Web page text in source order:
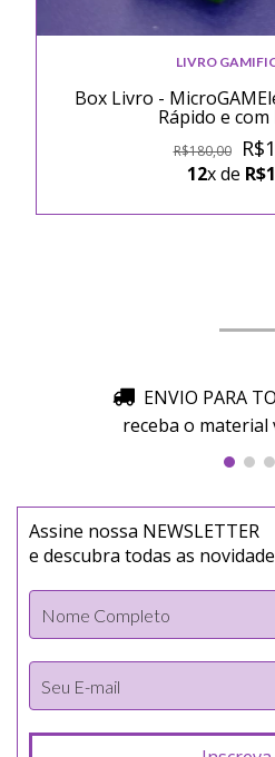
LIVRO
Box Livro -
Rápido e
R$180,00
12x de
ENVIO PARA
receba o material
Assine nossa NEWSLETTER
e descubra todas as